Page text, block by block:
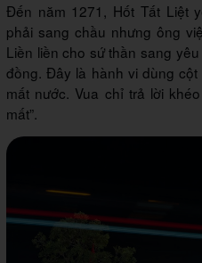
Đến năm 1271, Hốt Tất Liệt
phải sang chầu nhưng ông
Liền liền cho sứ thần sang
đồng. Đây là hành vi dùng
mất nước. Vua chỉ trả lời
mất”.